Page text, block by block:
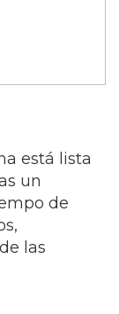
está lista
un
de
las